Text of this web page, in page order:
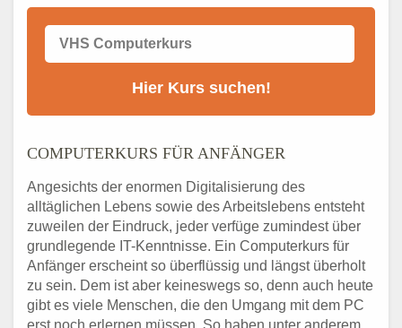
COMPUTERKURS FÜR ANFÄNGER
Angesichts der enormen Digitalisierung des
alltäglichen Lebens sowie des Arbeitslebens entsteht
zuweilen der Eindruck, jeder verfüge zumindest über
grundlegende IT-Kenntnisse. Ein Computerkurs für
Anfänger erscheint so überflüssig und längst überholt
zu sein. Dem ist aber keineswegs so, denn auch heute
gibt es viele Menschen, die den Umgang mit dem PC